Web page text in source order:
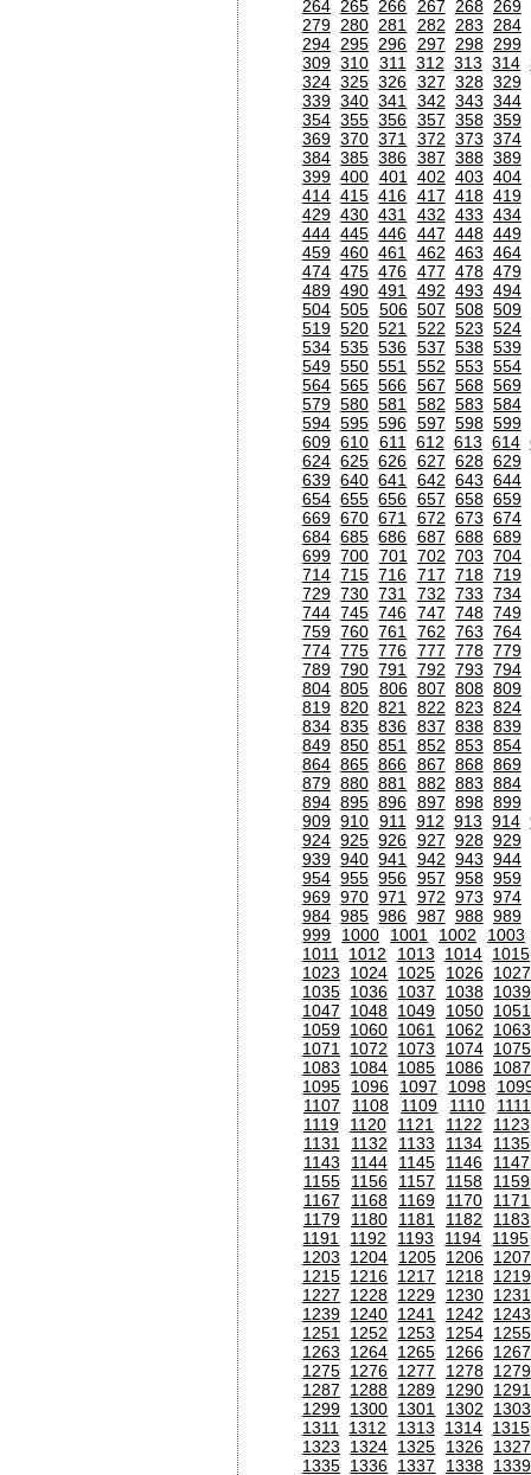
264 265 266 267 268 269
279 280 281 282 283 284
294 295 296 297 298 299
309 310 311 312 313 314
324 325 326 327 328 329
339 340 341 342 343 344
354 355 356 357 358 359
369 370 371 372 373 374
384 385 386 387 388 389
399 400 401 402 403 404
414 415 416 417 418 419
429 430 431 432 433 434
444 445 446 447 448 449
459 460 461 462 463 464
474 475 476 477 478 479
489 490 491 492 493 494
504 505 506 507 508 509
519 520 521 522 523 524
534 535 536 537 538 539
549 550 551 552 553 554
564 565 566 567 568 569
579 580 581 582 583 584
594 595 596 597 598 599
609 610 611 612 613 614
624 625 626 627 628 629
639 640 641 642 643 644
654 655 656 657 658 659
669 670 671 672 673 674
684 685 686 687 688 689
699 700 701 702 703 704
714 715 716 717 718 719
729 730 731 732 733 734
744 745 746 747 748 749
759 760 761 762 763 764
774 775 776 777 778 779
789 790 791 792 793 794
804 805 806 807 808 809
819 820 821 822 823 824
834 835 836 837 838 839
849 850 851 852 853 854
864 865 866 867 868 869
879 880 881 882 883 884
894 895 896 897 898 899
909 910 911 912 913 914
924 925 926 927 928 929
939 940 941 942 943 944
954 955 956 957 958 959
969 970 971 972 973 974
984 985 986 987 988 989
999
1000 1001 1002
1003
1011
1012 1013 1014 1015
1023
1024 1025 1026 1027
1035 1036 1037 1038 1039
1047
1048 1049 1050 1051
1059 1060 1061 1062
1063
1071
1072 1073 1074 1075
1083
1084 1085 1086 1087
1095
1096 1097 1098
1107
1108 1109 1110
1111
1119
1120 1121 1122
1123
1131
1132 1133 1134
1135
1143
1144 1145 1146
1147
1155
1156 1157 1158
1159
1167
1168 1169 1170
1171
1179
1180 1181 1182
1183
1191
1192 1193 1194
1195
1203
1204 1205 1206 1207
1215 1216 1217 1218 1219
1227
1228 1229 1230 1231
1239 1240 1241 1242
1243
1251
1252 1253 1254 1255
1263
1264 1265 1266 1267
1275 1276 1277 1278 1279
1287
1288 1289 1290 1291
1299 1300 1301 1302
1303
1311
1312 1313 1314 1315
1323
1324 1325 1326 1327
1335 1336 1337 1338 1339